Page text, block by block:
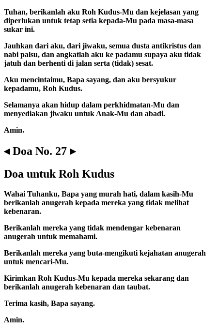
Tuhan, berikanlah aku Roh Kudus-Mu dan kejelasan yang
diperlukan untuk tetap setia kepada-Mu pada masa-masa
sukar ini.
Jauhkan dari aku, dari jiwaku, semua dusta antikristus dan
nabi palsu, dan angkatlah aku ke padamu supaya aku tidak
jatuh dan berhenti di jalan serta (tidak) sesat.
Aku mencintaimu, Bapa sayang, dan aku bersyukur
kepadamu, Roh Kudus.
Selamanya akan hidup dalam perkhidmatan-Mu dan
menyediakan jiwaku untuk Anak-Mu dan abadi.
Amin.
◂ Doa No. 27 ▸
Doa untuk Roh Kudus
Wahai Tuhanku, Bapa yang murah hati, dalam kasih-Mu
berikanlah anugerah kepada mereka yang tidak melihat
kebenaran.
Berikanlah mereka yang tidak mendengar kebenaran
anugerah untuk memahami.
Berikanlah mereka yang buta-mengikuti kejahatan anugerah
untuk mencari-Mu.
Kirimkan Roh Kudus-Mu kepada mereka sekarang dan
berikanlah anugerah kebenaran dan taubat.
Terima kasih, Bapa sayang.
Amin.